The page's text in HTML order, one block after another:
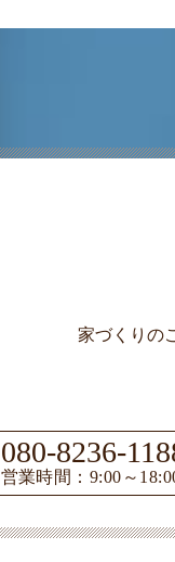
家づくりの
080-8236-
営業時間：9:00～